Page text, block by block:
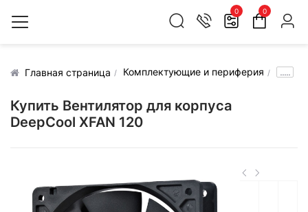
0 0
Главная страница Комплектующие и периферия .....
Купить Вентилятор для корпуса
DeepCool XFAN 120